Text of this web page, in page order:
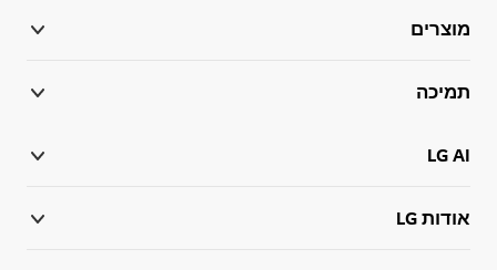
מוצרים
תמיכה
LG AI
אודות LG